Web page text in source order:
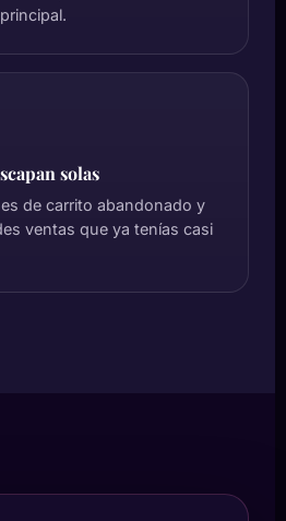
solas
de carrito abandonado y
ventas que ya tenías casi